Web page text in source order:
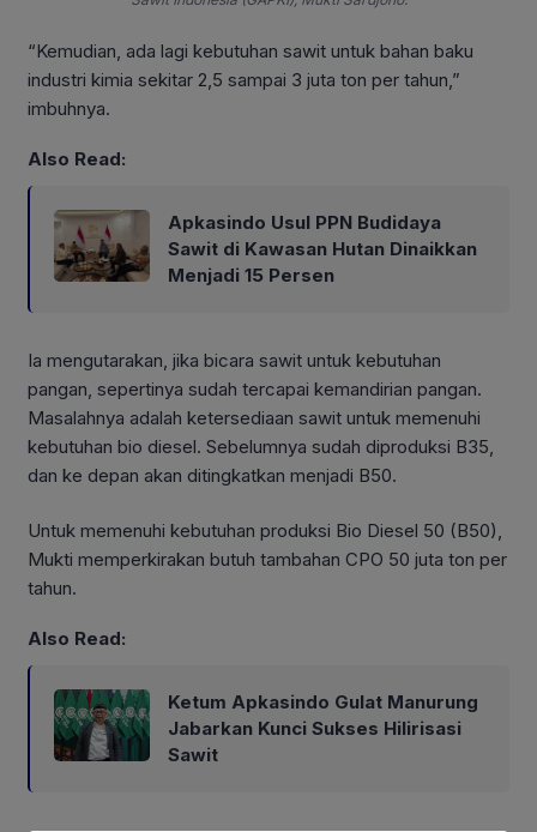
“Kemudian, ada lagi kebutuhan sawit untuk bahan baku
industri kimia sekitar 2,5 sampai 3 juta ton per tahun,”
imbuhnya.
Also Read:
Apkasindo Usul PPN Budidaya
Sawit di Kawasan Hutan Dinaikkan
Menjadi 15 Persen
Ia mengutarakan, jika bicara sawit untuk kebutuhan
pangan, sepertinya sudah tercapai kemandirian pangan.
Masalahnya adalah ketersediaan sawit untuk memenuhi
kebutuhan bio diesel. Sebelumnya sudah diproduksi B35,
dan ke depan akan ditingkatkan menjadi B50.
Untuk memenuhi kebutuhan produksi Bio Diesel 50 (B50),
Mukti memperkirakan butuh tambahan CPO 50 juta ton per
tahun.
Also Read:
Ketum Apkasindo Gulat Manurung
Jabarkan Kunci Sukses Hilirisasi
Sawit